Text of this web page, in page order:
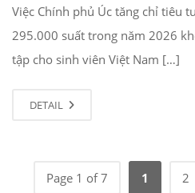
Việc Chính phủ Úc tăng chỉ tiêu
295.000 suất trong năm 2026
tập cho sinh viên Việt Nam […]
DETAIL
Page 1 of 7 1 2